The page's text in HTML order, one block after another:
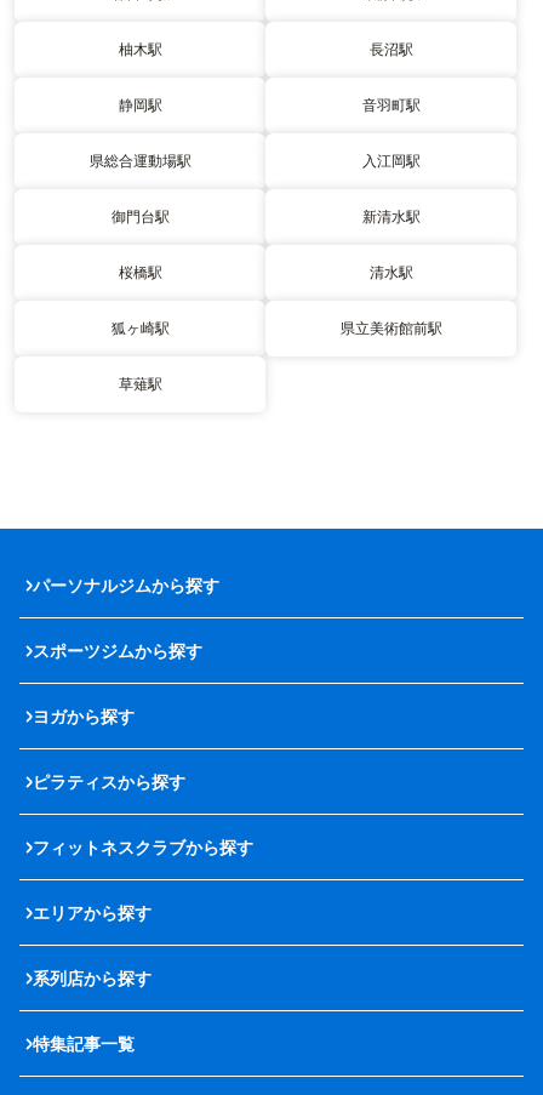
柚木駅 長沼駅
静岡駅 音羽町駅
県総合運動場駅 入江岡駅
御門台駅 新清水駅
桜橋駅 清水駅
狐ヶ崎駅 県立美術館前駅
草薙駅
パーソナルジムから探す
スポーツジムから探す
ヨガから探す
ピラティスから探す
フィットネスクラブから探す
エリアから探す
系列店から探す
特集記事一覧